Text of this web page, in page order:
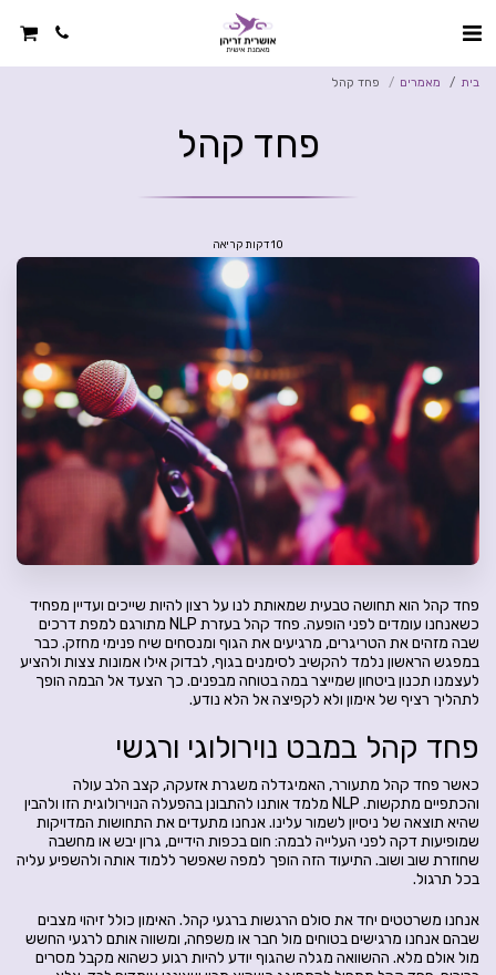
בית מאמרים פחד קהל
פחד קהל
10 דקות קריאה
פחד קהל הוא תחושה טבעית שמאותת לנו על רצון להיות שייכים ועדיין מפחיד
כשאנחנו עומדים לפני הופעה. פחד קהל בעזרת NLP מתורגם למפת דרכים
שבה מזהים את הטריגרים, מרגיעים את הגוף ומנסחים שיח פנימי מחזק. כבר
במפגש הראשון נלמד להקשיב לסימנים בגוף, לבדוק אילו אמונות צצות ולהציע
לעצמנו תכנון ביטחון שמייצר במה בטוחה מבפנים. כך הצעד אל הבמה הופך
לתהליך רציף של אימון ולא לקפיצה אל הלא נודע.
פחד קהל במבט נוירולוגי ורגשי
כאשר פחד קהל מתעורר, האמיגדלה משגרת אזעקה, קצב הלב עולה
והכתפיים מתקשות. NLP מלמד אותנו להתבונן בהפעלה הנוירולוגית הזו ולהבין
שהיא תוצאה של ניסיון לשמור עלינו. אנחנו מתעדים את התחושות המדויקות
שמופיעות דקה לפני העלייה לבמה: חום בכפות הידיים, גרון יבש או מחשבה
שחוזרת שוב ושוב. התיעוד הזה הופך למפה שאפשר ללמוד אותה ולהשפיע עליה
בכל תרגול.
אנחנו משרטטים יחד את סולם הרגשות ברגעי קהל. האימון כולל זיהוי מצבים
שבהם אנחנו מרגישים בטוחים מול חבר או משפחה, ומשווה אותם לרגעי החשש
מול אולם מלא. ההשוואה מגלה שהגוף יודע להיות רגוע כשהוא מקבל מסרים